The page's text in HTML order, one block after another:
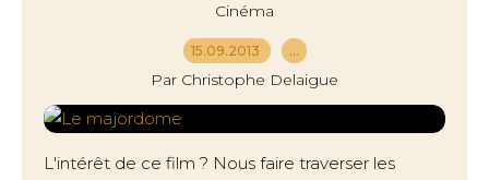
Cinéma
15.09.2013 …
Par Christophe Delaigue
L'intérêt de ce film ? Nous faire traverser les